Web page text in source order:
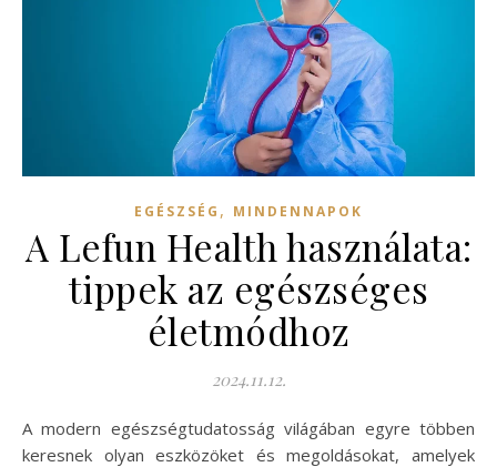
EGÉSZSÉG , MINDENNAPOK
A Lefun Health használata:
tippek az egészséges
életmódhoz
2024.11.12.
A modern egészségtudatosság világában egyre többen
keresnek olyan eszközöket és megoldásokat, amelyek